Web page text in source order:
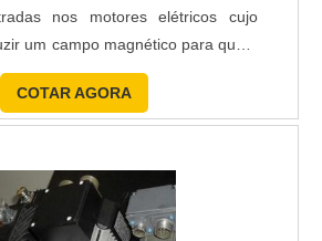
nos motores elétricos cujo
um campo magnético para que o
se movimente. Em geral, o
motores elétricos ABC, são
de fio magnético enrolado, tal
de metal ou nú....
COTAR AGORA